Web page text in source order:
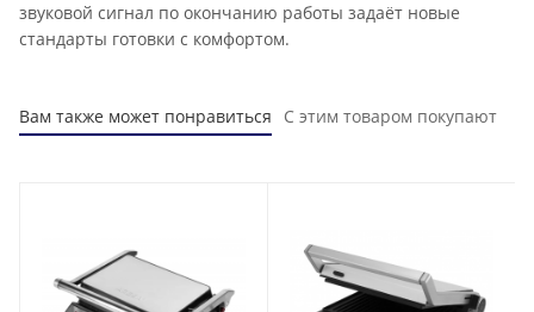
звуковой сигнал по окончанию работы задаёт новые
стандарты готовки с комфортом.
Вам также может понравиться С этим товаром покупают